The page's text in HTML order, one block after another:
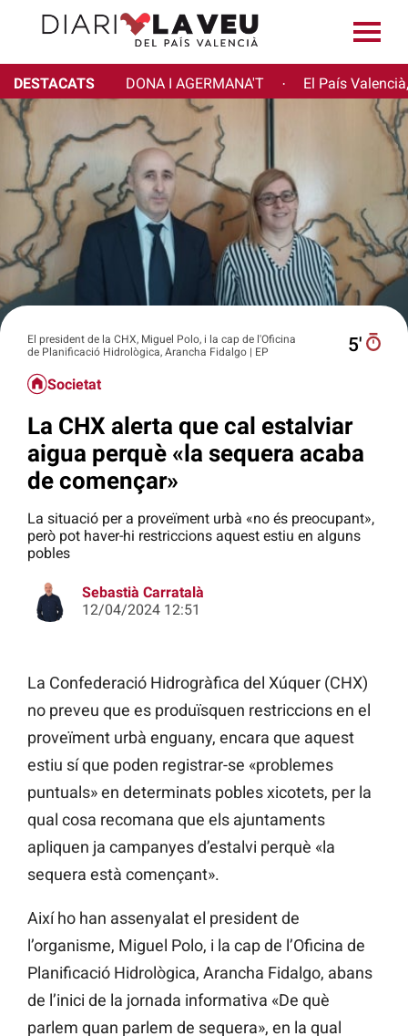
DESTACATS DONA I AGERMANA'T · El País
El president de la CHX, Miguel Polo, i la cap de l'Oficina
de Planificació Hidrològica, Arancha Fidalgo | EP
5′
Societat
La CHX alerta que cal estalviar
aigua perquè «la sequera acaba
de començar»
La situació per a proveïment urbà «no és preocupant»,
però pot haver-hi restriccions aquest estiu en alguns
pobles
Sebastià Carratalà
12/04/2024 12:51
La Confederació Hidrogràfica del Xúquer (CHX)
no preveu que es produïsquen restriccions en el
proveïment urbà enguany, encara que aquest
estiu sí que poden registrar-se «problemes
puntuals» en determinats pobles xicotets, per la
qual cosa recomana que els ajuntaments
apliquen ja campanyes d’estalvi perquè «la
sequera està començant».
Així ho han assenyalat el president de
l’organisme, Miguel Polo, i la cap de l’Oficina de
Planificació Hidrològica, Arancha Fidalgo, abans
de l’inici de la jornada informativa «De què
parlem quan parlem de sequera», en la qual